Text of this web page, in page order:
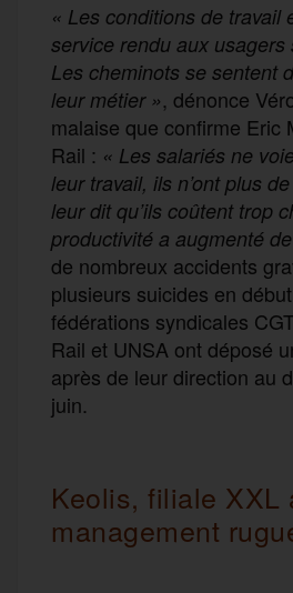
« Les conditions de travail
service rendu aux usagers
Les cheminots se sentent
leur métier », dénonce
malaise que confirme Eric
Rail : « Les salariés ne
leur travail, ils n’ont plus
leur dit qu’ils coûtent trop
productivité a augmenté
de nombreux accidents
plusieurs suicides en
fédérations syndicales
Rail et UNSA ont déposé
après de leur direction au
juin.
Keolis, filiale XXL
management